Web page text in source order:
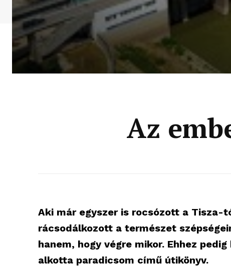
Az
Aki már egyszer is rocsózott a Tisza-
rácsodálkozott a természet
hanem, hogy végre mikor. Ehhez
alkotta paradicsom című útikönyv.